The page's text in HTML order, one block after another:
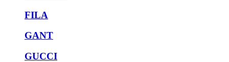
FILA
GANT
GUCCI